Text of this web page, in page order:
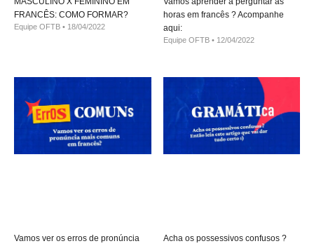
FRANCÊS: COMO FORMAR?
Equipe OFTB 18/04/2022
horas em francês ? Acompanhe
aqui:
Equipe OFTB 12/04/2022
Vamos ver os erros de pronúncia
Acha os possessivos confusos ?